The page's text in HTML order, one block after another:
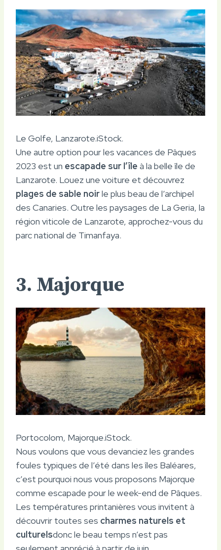
Le Golfe, Lanzarote.iStock.
Une autre option pour les vacances de Pâques
2023 est un escapade sur l’île à la belle île de
Lanzarote. Louez une voiture et découvrez
plages de sable noirle plus beau de l’archipel
des Canaries. Outre les paysages de La Geria, la
région viticole de Lanzarote, approchez-vous du
parc national de Timanfaya.
3. Majorque
Portocolom, Majorque.iStock.
Nous voulons que vous devanciez les grandes
foules typiques de l’été dans les îles Baléares,
c’est pourquoi nous vous proposons Majorque
comme escapade pour le week-end de Pâques.
Les températures printanières vous invitent à
découvrir toutes ses charmes naturels et
culturelsdonc le beau temps n’est pas